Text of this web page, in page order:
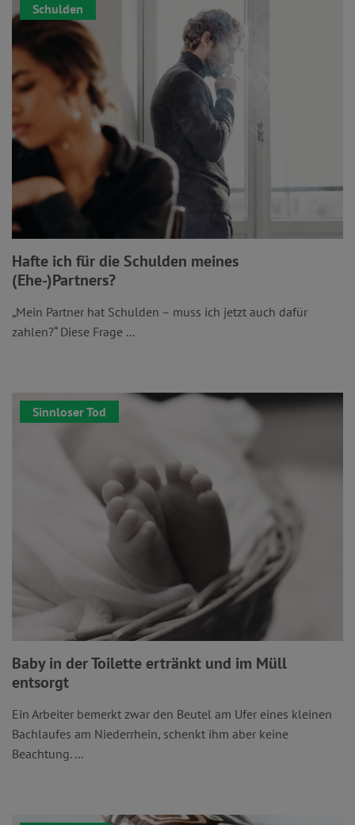
Schulden
Hafte ich für die Schulden meines
(Ehe-)Partners?
„Mein Partner hat Schulden – muss ich jetzt auch dafür
zahlen?“ Diese Frage ...
Sinnloser Tod
Baby in der Toilette ertränkt und im Müll
entsorgt
Ein Arbeiter bemerkt zwar den Beutel am Ufer eines kleinen
Bachlaufes am Niederrhein, schenkt ihm aber keine
Beachtung. ...